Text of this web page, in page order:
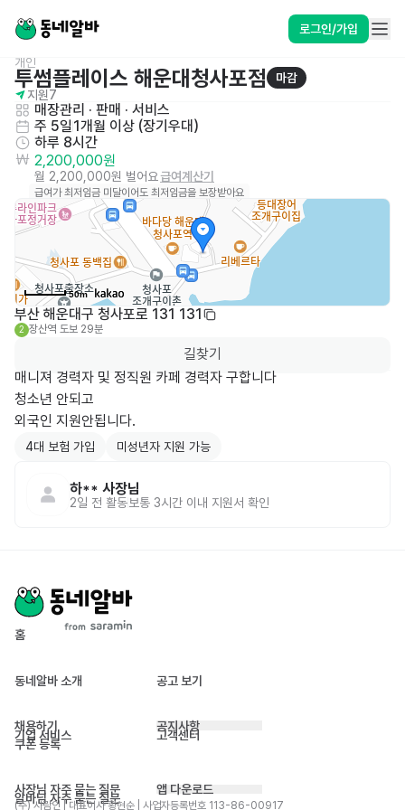
로그인/가입
개인
투썸플레이스 해운대청사포점
마감
지원7
매장관리 · 판매 · 서비스
주 5일1개월 이상 (장기우대)
하루 8시간
2,200,000원
월 2,200,000원 벌어요급여계산기
급여가 최저임금 미달이어도 최저임금을 보장받아요
50m
부산 해운대구 청사포로 131 131
2 장산역 도보 29분
길찾기
매니져 경력자 및 정직원 카페 경력자 구합니다
청소년 안되고
외국인 지원안됩니다.
4대 보험 가입 미성년자 지원 가능
하** 사장님
2일 전 활동 보통 3시간 이내 지원서 확인
홈
동네알바 소개 공고 보기
채용하기
기업 서비스
쿠폰 등록
공지사항
고객센터
사장님 자주 묻는 질문
알바님 자주 묻는 질문
앱 다운로드
(주) 사람인 | 대표이사 황현순 | 사업자등록번호 113-86-00917